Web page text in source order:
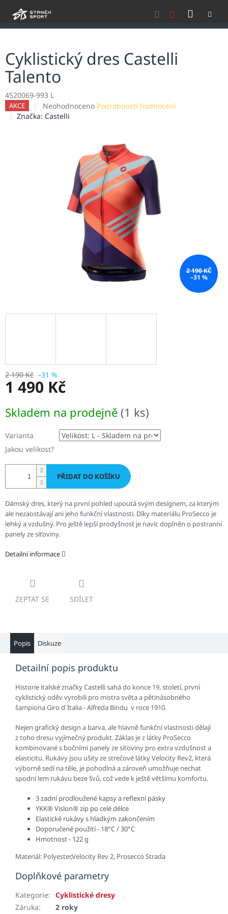
Cyklistický dres Castelli
Talento
4520069-993 L
AKCE
Průměrné
hodnocení
hvězdiček.
Neohodnoceno Podrobnosti hodnocení
Značka: Castelli
2 190 KČ
–31 %
2 190 Kč –31 %
1 490 Kč
cena:
Skladem na prodejně (1 ks)
Varianta
Jakou velikost?
PŘIDAT DO KOŠÍKU
Dámský dres, který na první pohled upoutá svým designem, za kterým
ale nezaostávají ani jeho funkční vlastnosti. Díky materiálu ProSecco je
lehký a vzdušný. Pro ještě lepší prodyšnost je navíc doplněn o postranní
panely ze síťoviny.
Detailní informace
ZEPTAT SE SDÍLET
Popis Diskuze
Detailní popis produktu
Historie italské značky Castelli sahá do konce 19. století, první
cyklistický oděv vyrobili pro mistra světa a pětinásobného
šampiona Giro d´Italia - Alfreda Bindu v roce 1910.
Nejen grafický design a barva, ale hlavně funkční vlastnosti dělají
z toho dresu vyjímečný produkt. Záklas je z látky ProSecco
kombinované s bočními panely ze síťoviny pro extra vzdušnost a
elasticitu. Rukávy jsou ušity ze strečové látky Velocity Rev2, která
výborně sedí na těle, je pohodlná a zároveň umožňuje nechat
spodní lem rukávu beze švů, což vede k ještě většímu komfortu.
3 zadní prodloužené kapsy a reflexní pásky
YKK® Vislon® zip po celé délce
Elastické rukávy s hladkým zakončením
Doporučené použití - 18°C / 30°C
Hmotnost - 122 g
Materiál: Polyester,Velocity Rev 2, Prosecco Strada
Doplňkové parametry
Kategorie: Cyklistické dresy
Záruka:
2 roky